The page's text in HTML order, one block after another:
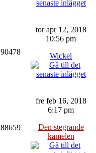
90478
tor apr 12, 2018
10:56 pm
Wickel
88659
fre feb 16, 2018
6:17 pm
Den stegrande
kamelen